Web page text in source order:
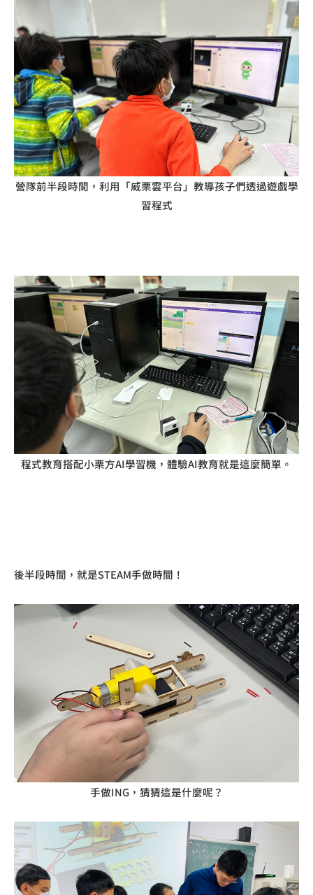
營隊前半段時間，利用「威栗雲平台」教導孩子們透過遊戲學
習程式
程式教育搭配小栗方AI學習機，體驗AI教育就是這麼簡單。
後半段時間，就是STEAM手做時間！
手做ING，猜猜這是什麼呢？